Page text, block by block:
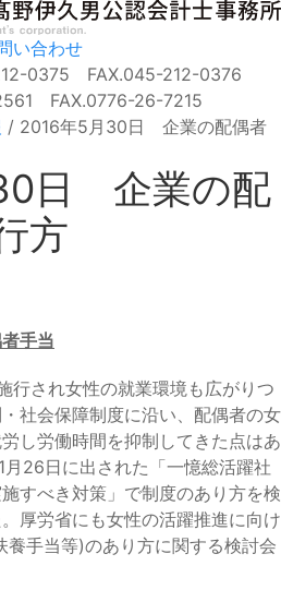
い合わせ
0375 FAX.045-212-0376
FAX.0776-26-7215
/ 2016年5月30日 企業の配偶者
日 企業の配
方
手当
行され女性の就業環境も広がりつ
社会保障制度に沿い、配偶者の女
し労働時間を抑制してきた点はあ
月26日に出された「一憶総活躍社
すべき対策」で制度のあり方を検
厚労省にも女性の活躍推進に向け
養手当等)のあり方に関する検討会